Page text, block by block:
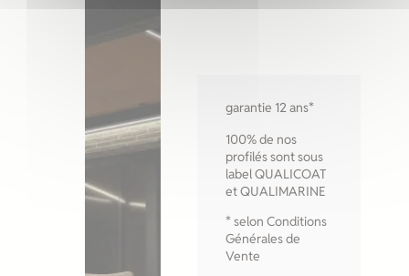
garantie 12 ans*
100% de nos
profilés sont sous
label QUALICOAT
et QUALIMARINE
* selon Conditions
Générales de
Vente